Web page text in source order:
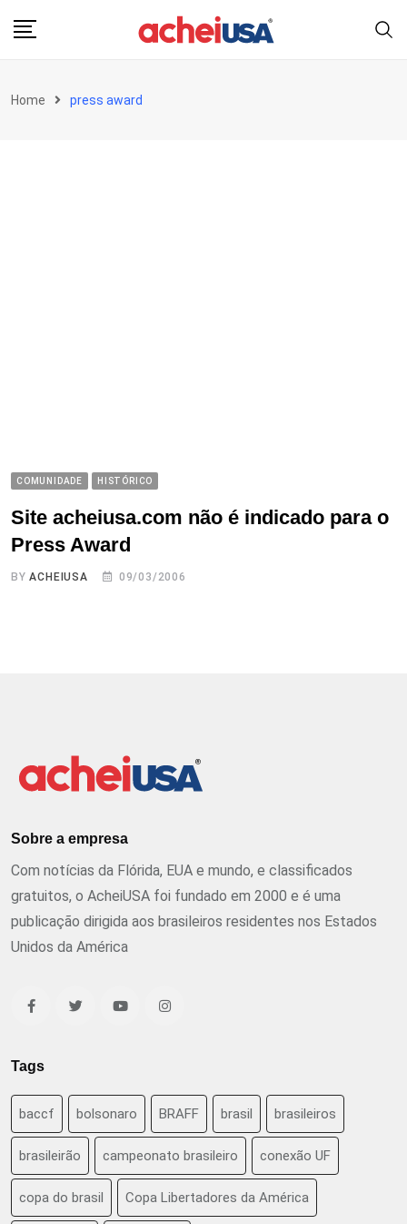
Home press award
COMUNIDADE HISTÓRICO
Site acheiusa.com não é indicado para o
Press Award
BYACHEIUSA 09/03/2006
Sobre a empresa
Com notícias da Flórida, EUA e mundo, e classificados
gratuitos, o AcheiUSA foi fundado em 2000 e é uma
publicação dirigida aos brasileiros residentes nos Estados
Unidos da América
Tags
baccf bolsonaro BRAFF brasil brasileiros
brasileirão campeonato brasileiro conexão UF
copa do brasil Copa Libertadores da América